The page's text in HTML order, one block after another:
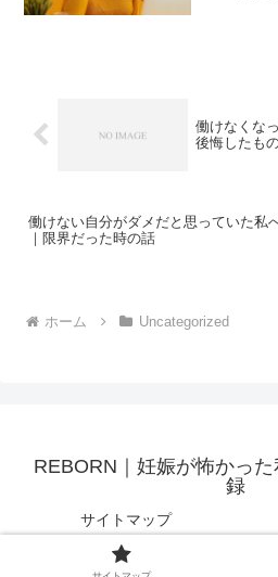
働けなくな
後悔したも
働けない自分がダメだと思っていた私
｜限界だった時の話
ホーム Uncategorized
REBORN｜妊娠が怖かっ
録
サイトマップ
© 2025 REBORN｜妊娠が怖かっ